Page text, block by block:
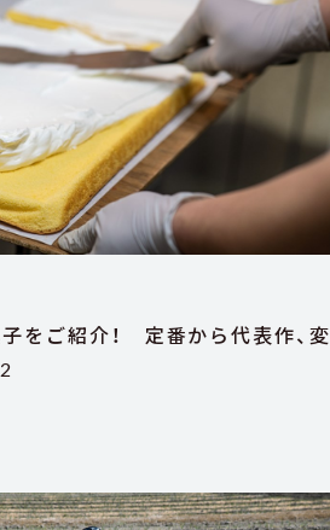
をご紹介！ 定番から代表作、変